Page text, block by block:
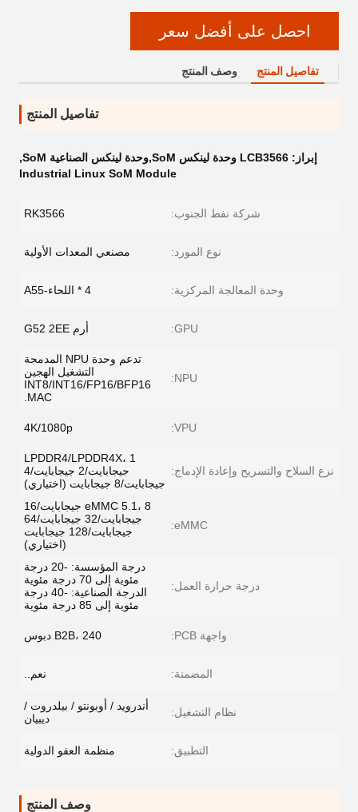
احصل على أفضل سعر
تفاصيل المنتج وصف المنتج
تفاصيل المنتج
إبراز: LCB3566 وحدة لينكس SoM,وحدة لينكس الصناعية SoM
,
Industrial Linux SoM Module
شركة نفط الجنوب: RK3566
نوع المورد: مصنعي المعدات الأولية
وحدة المعالجة المركزية: 4 * اللحاء-A55
GPU: أرم G52 2EE
NPU:
تدعم وحدة NPU المدمجة
التشغيل الهجين
INT8/INT16/FP16/BFP16
MAC.
VPU:
4K/1080p
نزع السلاح والتسريح وإعادة الإدماج:
LPDDR4/LPDDR4X، 1
جيجابايت/2 جيجابايت/4
جيجابايت/8 جيجابايت (اختياري)
eMMC:
eMMC 5.1، 8 جيجابايت/16
جيجابايت/32 جيجابايت/64
جيجابايت/128 جيجابايت
(اختياري)
درجة حرارة العمل:
درجة المؤسسة: -20 درجة
مئوية إلى 70 درجة مئوية
الدرجة الصناعية: -40 درجة
مئوية إلى 85 درجة مئوية
واجهة PCB: B2B، 240 دبوس
المضمنة: نعم..
نظام التشغيل:
أندرويد / أوبونتو / بيلدروت /
ديبيان
التطبيق: منظمة العفو الدولية
وصف المنتج